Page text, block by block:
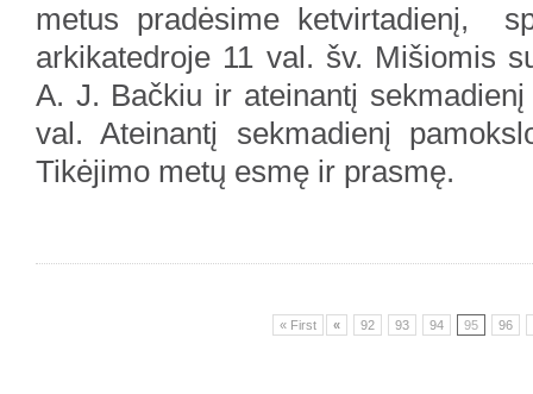
metus pradėsime ketvirtadienį,
arkikatedroje 11 val. šv. Mišiomis
A. J. Bačkiu ir ateinantį
val. Ateinantį sekmadienį
Tikėjimo metų esmę ir prasmę.
« First « 92 93 94 95 96